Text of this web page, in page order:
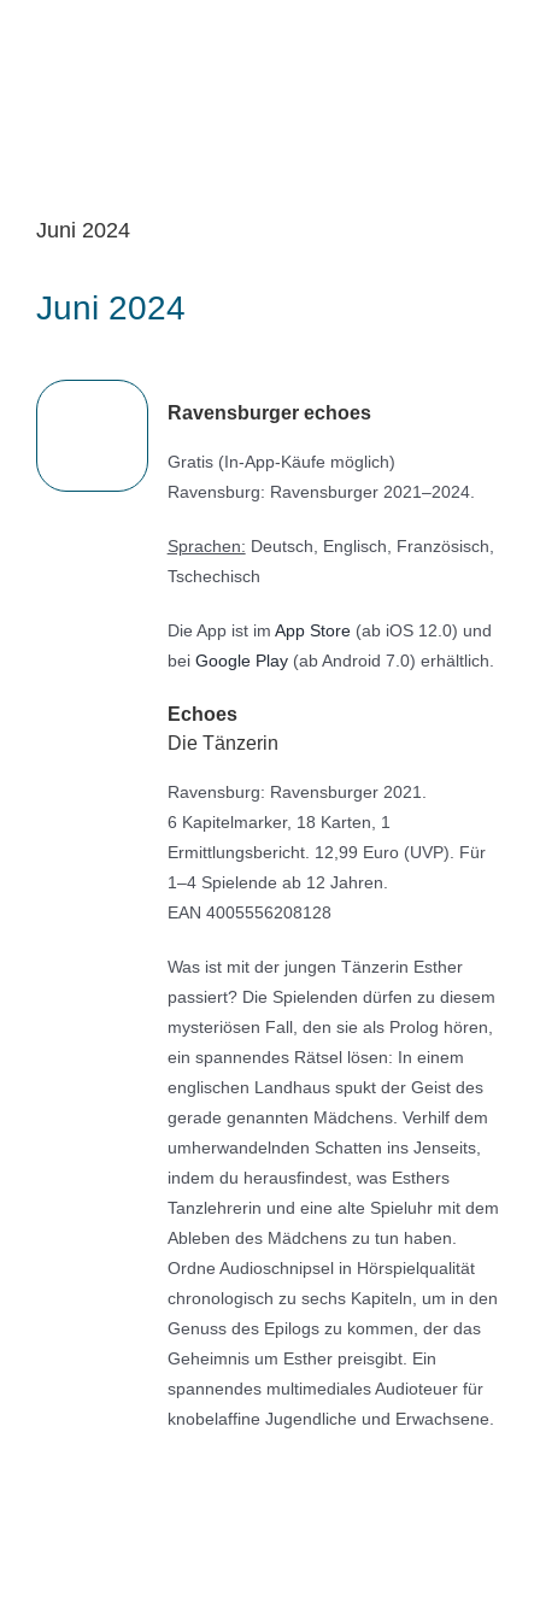
Juni 2024
Juni 2024
Ravensburger echoes
Gratis (In-App-Käufe möglich)
Ravensburg: Ravensburger 2021–2024.
Sprachen: Deutsch, Englisch, Französisch,
Tschechisch
Die App ist im App Store(ab iOS 12.0) und
bei Google Play(ab Android 7.0) erhältlich.
Echoes
Die Tänzerin
Ravensburg: Ravensburger 2021.
6 Kapitelmarker, 18 Karten, 1
Ermittlungsbericht. 12,99 Euro (UVP). Für
1–4 Spielende ab 12 Jahren.
EAN 4005556208128
Was ist mit der jungen Tänzerin Esther
passiert? Die Spielenden dürfen zu diesem
mysteriösen Fall, den sie als Prolog hören,
ein spannendes Rätsel lösen: In einem
englischen Landhaus spukt der Geist des
gerade genannten Mädchens. Verhilf dem
umherwandelnden Schatten ins Jenseits,
indem du herausfindest, was Esthers
Tanzlehrerin und eine alte Spieluhr mit dem
Ableben des Mädchens zu tun haben.
Ordne Audioschnipsel in Hörspielqualität
chronologisch zu sechs Kapiteln, um in den
Genuss des Epilogs zu kommen, der das
Geheimnis um Esther preisgibt. Ein
spannendes multimediales Audioteuer für
knobelaffine Jugendliche und Erwachsene.